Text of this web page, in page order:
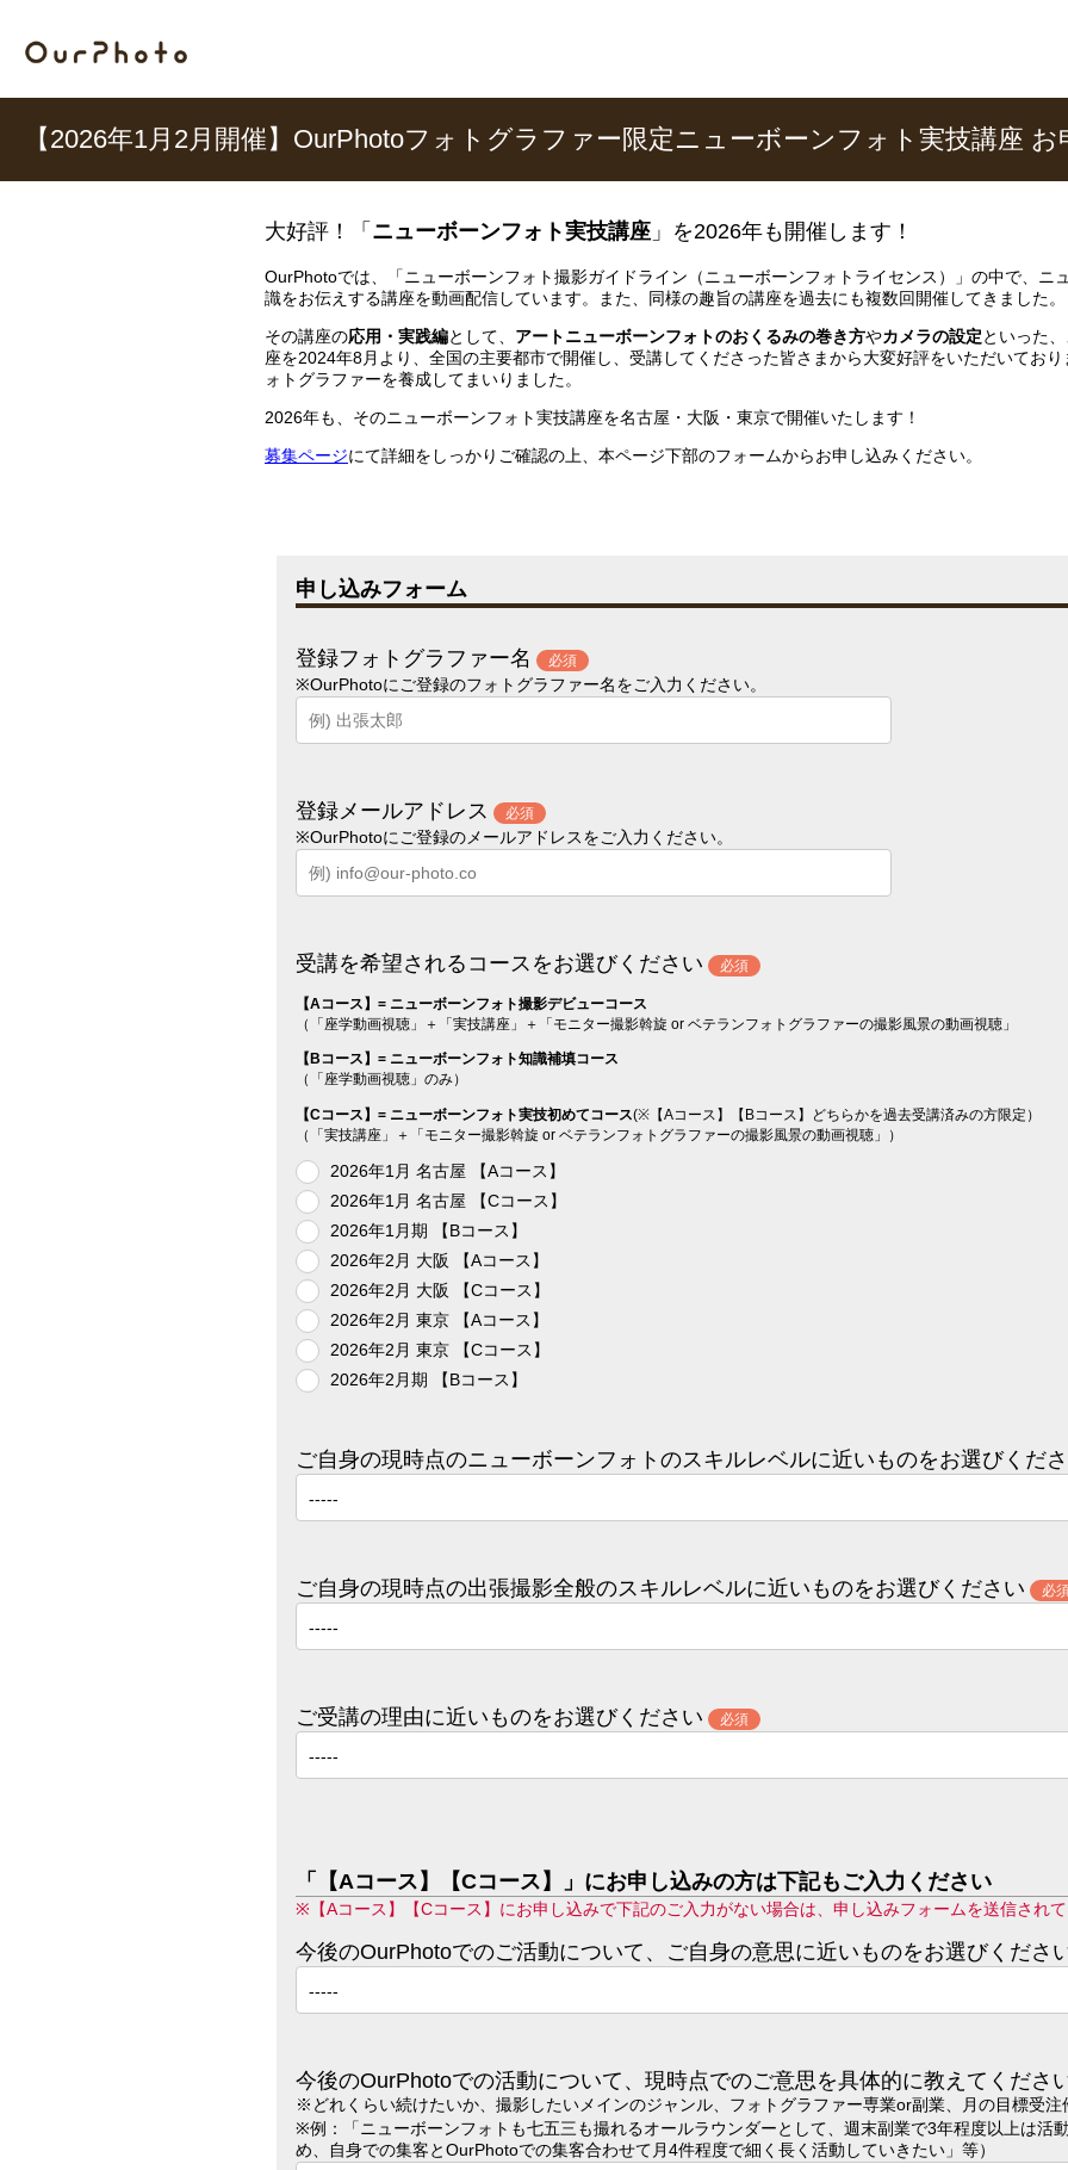
【2026年1月2月開催】OurPhotoフォトグラファー限定ニューボーンフォト実技講座
大好評！「 ニューボーンフォト実技講座 」を2026年も開催します！
OurPhotoでは、「ニューボーンフォト撮影ガイドライン（ニューボーンフォトライセンス）」の中で、ニ
識をお伝えする講座を動画配信しています。また、同様の趣旨の講座を過去にも複数回開催してきました。
その講座の応用・実践編として、 アートニューボーンフォトのおくるみの巻き方やカメラの設定といった、
座を2024年8月より、全国の主要都市で開催し、受講してくださった皆さまから大変好評をいただいてお
ォトグラファーを養成してまいりました。
2026年も、そのニューボーンフォト実技講座を名古屋・大阪・東京で開催いたします！
募集ページにて詳細をしっかりご確認の上、本ページ下部のフォームからお申し込みください。
申し込みフォーム
登録フォトグラファー名 必須
※OurPhotoにご登録のフォトグラファー名をご入力ください。
登録メールアドレス 必須
※OurPhotoにご登録のメールアドレスをご入力ください。
受講を希望されるコースをお選びください 必須
【Aコース】= ニューボーンフォト撮影デビューコース
（「座学動画視聴」＋「実技講座」＋「モニター撮影斡旋 or ベテランフォトグラファーの撮影風景の動画視聴」
【Bコース】= ニューボーンフォト知識補填コース
（「座学動画視聴」のみ）
【Cコース】= ニューボーンフォト実技初めてコース(※【Aコース】【Bコース】どちらかを過去受講済みの方限定）
（「実技講座」＋「モニター撮影斡旋 or ベテランフォトグラファーの撮影風景の動画視聴」）
2026年1月 名古屋 【Aコース】
2026年1月 名古屋 【Cコース】
2026年1月期 【Bコース】
2026年2月 大阪 【Aコース】
2026年2月 大阪 【Cコース】
2026年2月 東京 【Aコース】
2026年2月 東京 【Cコース】
2026年2月期 【Bコース】
ご自身の現時点のニューボーンフォトのスキルレベルに近いものをお選びくだ
ご自身の現時点の出張撮影全般のスキルレベルに近いものをお選びください 必
ご受講の理由に近いものをお選びください 必須
「【Aコース】【Cコース】」にお申し込みの方は下記もご入力ください
※【Aコース】【Cコース】にお申し込みで下記のご入力がない場合は、申し込みフォームを送信されて
今後のOurPhotoでのご活動について、ご自身の意思に近いものをお選びくださ
今後のOurPhotoでの活動について、現時点でのご意思を具体的に教えてくださ
※どれくらい続けたいか、撮影したいメインのジャンル、フォトグラファー専業or副業、月の目標受注
※例：「ニューボーンフォトも七五三も撮れるオールラウンダーとして、週末副業で3年程度以上は活
め、自身での集客とOurPhotoでの集客合わせて月4件程度で細く長く活動していきたい」等）